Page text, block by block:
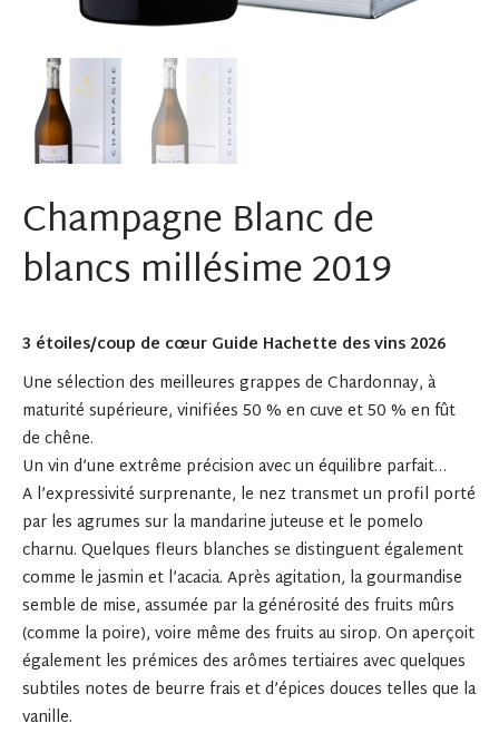
Champagne Blanc de
blancs millésime 2019
3 étoiles/coup de cœur Guide Hachette des vins 2026
Une sélection des meilleures grappes de Chardonnay, à
maturité supérieure, vinifiées 50 % en cuve et 50 % en fût
de chêne.
Un vin d’une extrême précision avec un équilibre parfait…
A l’expressivité surprenante, le nez transmet un profil porté
par les agrumes sur la mandarine juteuse et le pomelo
charnu. Quelques fleurs blanches se distinguent également
comme le jasmin et l’acacia. Après agitation, la gourmandise
semble de mise, assumée par la générosité des fruits mûrs
(comme la poire), voire même des fruits au sirop. On aperçoit
également les prémices des arômes tertiaires avec quelques
subtiles notes de beurre frais et d’épices douces telles que la
vanille.